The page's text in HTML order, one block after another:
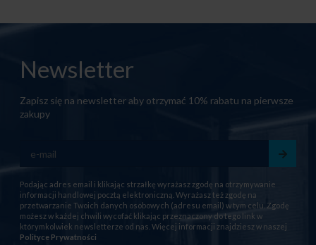
Newsletter
Zapisz się na newsletter aby otrzymać 10% rabatu na pierwsze
zakupy
Podając adres email i klikając strzałkę wyrażasz zgodę na otrzymywanie
informacji handlowej pocztą elektroniczną. Wyrażasz też zgodę na
przetwarzanie Twoich danych osobowych (adresu email) w tym celu. Zgodę
możesz w każdej chwili wycofać klikając przeznaczony do tego link w
którymkolwiek newsletterze od nas. Więcej informacji znajdziesz w naszej
Polityce Prywatności